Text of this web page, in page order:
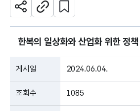
공유하기주소복사
한복의 일상화와 산업화 위한 정책
게시일 2024.06.04.
조회수 1085